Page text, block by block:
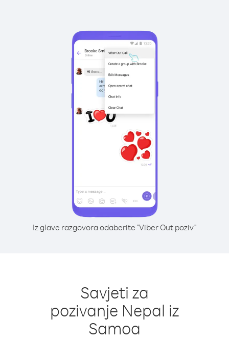
Iz glave razgovora odaberite "Viber Out poziv"
Savjeti za
pozivanje Nepal iz
Samoa